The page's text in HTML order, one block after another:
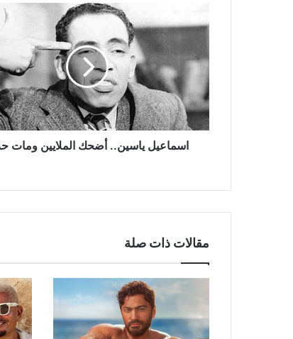
ياسين..
الملايين
ومات
حزينًا
اسماعيل ياسين.. أضحك الملايين ومات
مقالات ذات صلة